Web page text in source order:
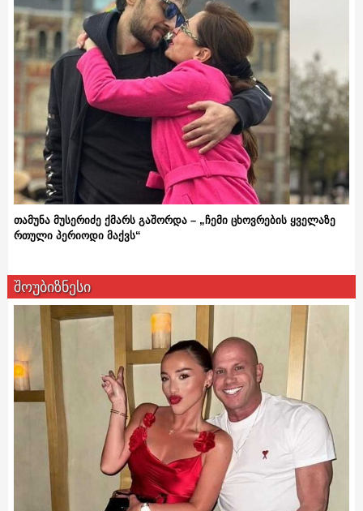
თამუნა მუსერიძე ქმარს გაშორდა – „ჩემი ცხოვრების ყველაზე
რთული პერიოდი მაქვს“
შოუბიზნესი